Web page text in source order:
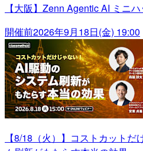
【大阪】Zenn Agentic AI ミニ
開催前2026年9月18日(金) 19:00
【8/18（火）】コストカット